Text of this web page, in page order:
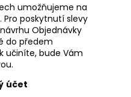
umožňujeme na
Pro poskytnutí slevy
Objednávky
do předem
učiníte, bude Vám
účet